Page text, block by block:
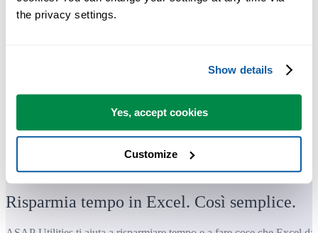
the privacy settings.
Show details
Yes, accept cookies
Customize
Strumenti pratici che molti utenti di Excel vorrebbero integrati in
Risparmia tempo in Excel. Così semplice.